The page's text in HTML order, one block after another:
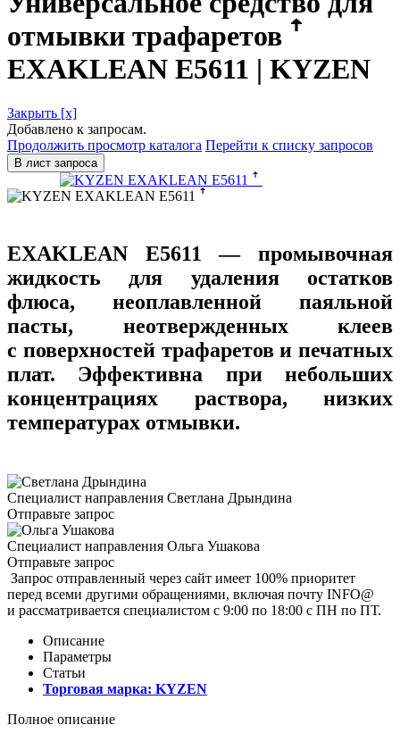
отмывки трафаретов ꜛ
EXAKLEAN E5611 | KYZEN
Закрыть [x]
Добавлено к запросам.
Продолжить просмотр каталога Перейти к списку запросов
В лист запроса
EXAKLEAN E5611 — промывочная
жидкость для удаления остатков
флюса, неоплавленной паяльной
пасты, неотвержденных клеев
с поверхностей трафаретов и печатных
плат. Эффективна при небольших
концентрациях раствора, низких
температурах отмывки.
Специалист направления Светлана Дрындина
Отправьте запрос
Специалист направления Ольга Ушакова
Отправьте запрос
Запрос отправленный через сайт имеет 100% приоритет
перед всеми другими обращениями, включая почту INFO@
и рассматривается специалистом с 9:00 по 18:00 с ПН по ПТ.
Описание
Параметры
Статьи
Торговая марка: KYZEN
Полное описание